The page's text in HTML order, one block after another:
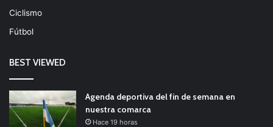
Ciclismo
Fútbol
BEST VIEWED
Agenda deportiva del fin de semana en
nuestra comarca
Hace 19 horas